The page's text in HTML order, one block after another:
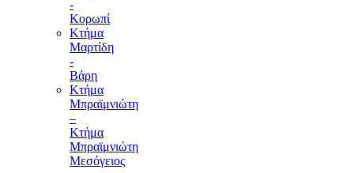
-
Κορωπί
Κτήμα
Μαρτίδη
-
Βάρη
Κτήμα
Μπραϊμνιώτη
–
Κτήμα
Μπραϊμνιώτη
Μεσόγειος